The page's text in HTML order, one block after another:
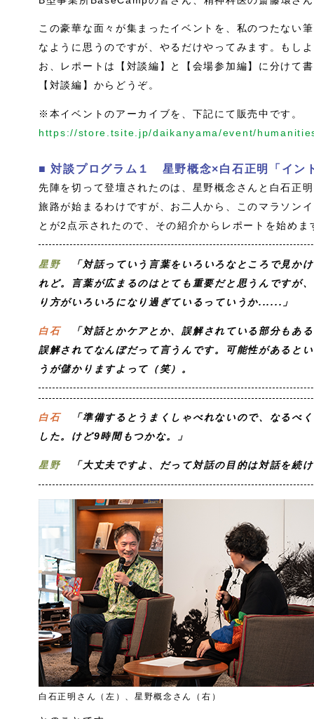
この豪華な面々が集まったイベントを、私のつたない
なように思うのですが、やるだけやってみます。もし
お、レポートは【対談編】と【会場参加編】に分けて
【対談編】からどうぞ。
※本イベントのアーカイブを、下記にて販売中です。
https://store.tsite.jp/daikanyama/event/
■ 対談プログラム１ 星野概念×白石正明「イン
先陣を切って登壇されたのは、星野概念さんと白石正
旅路が始まるわけですが、お二人から、このマラソン
とが2点示されたので、その紹介からレポートを始めま
星野
「対話っていう言葉をいろいろなところで見か
れど。言葉が広まるのはとても重要だと思うんですが
り方がいろいろになり過ぎているっていうか......」
白石
「対話とかケアとか、誤解されている部分もあ
誤解されてなんぼだって言うんです。可能性があると
うが儲かりますよって（笑）。
白石
「準備するとうまくしゃべれないので、なるべ
した。けど9時間もつかな。」
星野 「大丈夫ですよ、だって対話の目的は対話を続
白石正明さん（左）、星野概念さん（右）